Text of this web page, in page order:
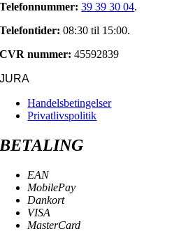
Telefonnummer: 39 39 30 04.
Telefontider: 08:30 til 15:00.
CVR nummer: 45592839
JURA
Handelsbetingelser
Privatlivspolitik
BETALING
EAN
MobilePay
Dankort
VISA
MasterCard